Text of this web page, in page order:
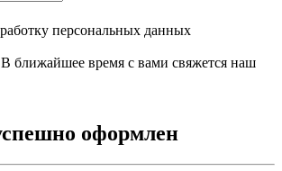
персональных данных
В ближайшее время с вами свяжется наш
оформлен